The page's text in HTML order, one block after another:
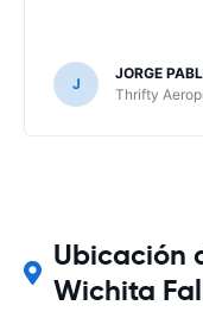
J
JORGE
Thrifty
Ubicación
Wichita